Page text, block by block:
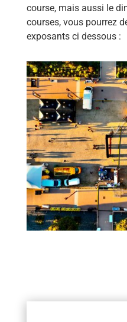
course, mais aussi le
courses, vous pourrez
exposants ci dessous :